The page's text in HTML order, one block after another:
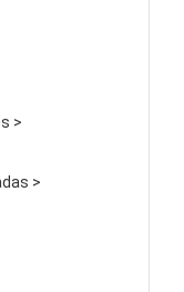
>
>